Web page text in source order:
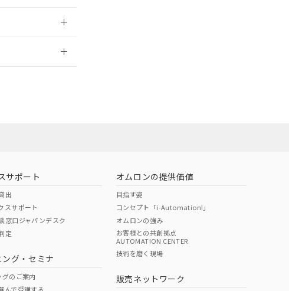
合状況ページへ
ご検索ください
サポート
出
スサポート
窓口ジャパンデスク
定
グ・セミナ
グのご案内
オムロンの提供価値
目指す姿
コンセプト「i-Automation!」
オムロンの強み
お客様との共創拠点
AUTOMATION CENTER
技術を磨く現場
販売ネットワーク